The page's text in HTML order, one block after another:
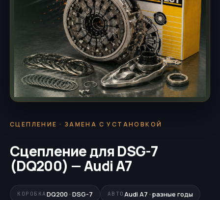
СЦЕПЛЕНИЕ · ЗАМЕНА С УСТАНОВКОЙ
Сцепление для DSG-7
(DQ200) — Audi A7
КОРОБКА DQ200 · DSG-7 АВТО Audi A7 · разные годы